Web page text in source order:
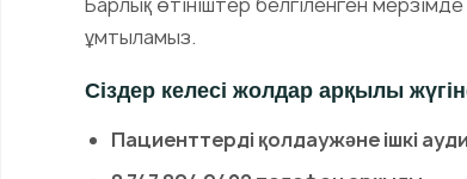
ұмтыламыз.
Сіздер келесі жолдар арқылы
Пациенттерді қолдаужәне ішкі